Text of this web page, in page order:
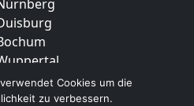
Cookies um die
zu verbessern.